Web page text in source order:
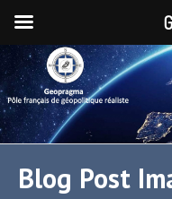
Blog Post